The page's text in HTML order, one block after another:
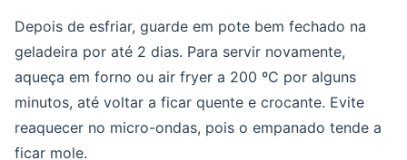
Depois de esfriar, guarde em pote bem fechado na
geladeira por até 2 dias. Para servir novamente,
aqueça em forno ou air fryer a 200 ºC por alguns
minutos, até voltar a ficar quente e crocante. Evite
reaquecer no micro-ondas, pois o empanado tende a
ficar mole.